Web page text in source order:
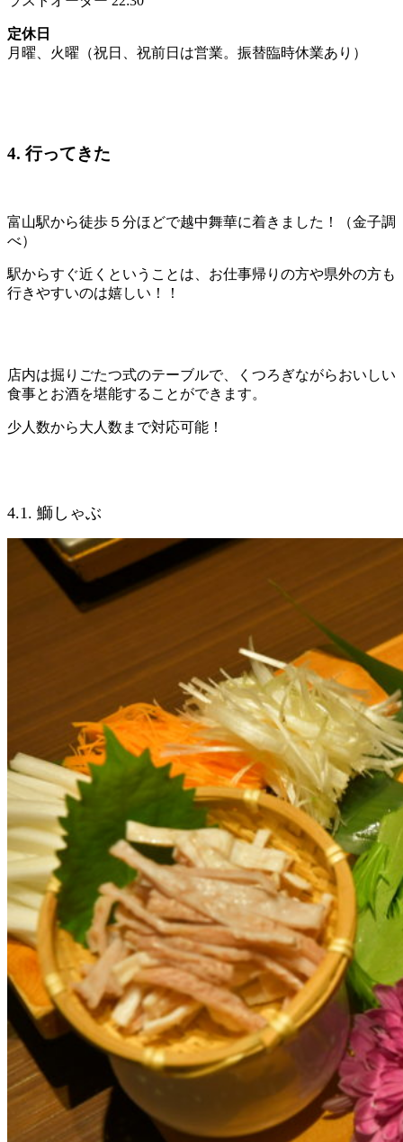
定休日
月曜、火曜（祝日、祝前日は営業。振替臨時休業あり）
4. 行ってきた
富山駅から徒歩５分ほどで越中舞華に着きました！（金子調
べ）
駅からすぐ近くということは、お仕事帰りの方や県外の方も
行きやすいのは嬉しい！！
店内は掘りごたつ式のテーブルで、くつろぎながらおいしい
食事とお酒を堪能することができます。
少人数から大人数まで対応可能！
4.1. 鰤しゃぶ